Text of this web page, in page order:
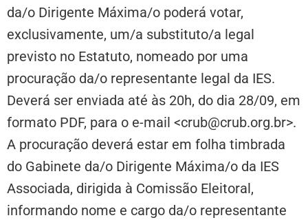
da/o Dirigente Máxima/o poderá votar,
exclusivamente, um/a substituto/a legal
previsto no Estatuto, nomeado por uma
procuração da/o representante legal da IES.
Deverá ser enviada até às 20h, do dia 28/09, em
formato PDF, para o e-mail <crub@crub.org.br>.
A procuração deverá estar em folha timbrada
do Gabinete da/o Dirigente Máxima/o da IES
Associada, dirigida à Comissão Eleitoral,
informando nome e cargo da/o representante